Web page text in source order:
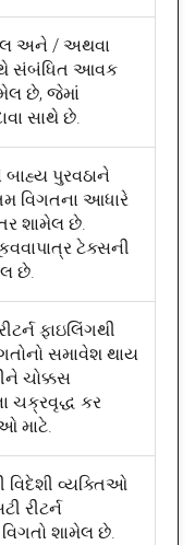
અને / અથવા
સંબંધિત આવક
છે, જેમાં
સાથે છે.
પુરવઠાને
વિગતના આધારે
શામેલ છે.
ટેક્સની
છે.
ફાઇલિંગથી
સમાવેશ થાય
ચોક્કસ
ચક્રવૃદ્ધ કર
માટે.
વિદેશી વ્યક્તિઓ
રીટર્ન
શામેલ છે.